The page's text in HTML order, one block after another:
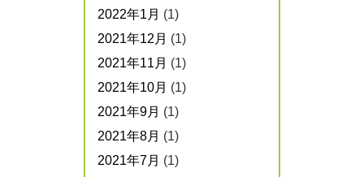
2022年1月 (1)
2021年12月 (1)
2021年11月 (1)
2021年10月 (1)
2021年9月 (1)
2021年8月 (1)
2021年7月 (1)